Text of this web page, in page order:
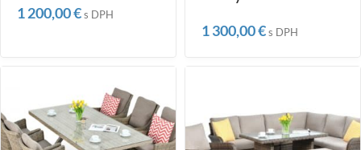
1 200,00€s DPH
1 300,00€s DPH